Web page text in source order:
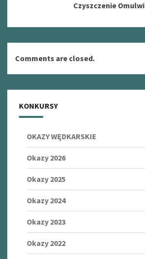
Czyszczenie Omulwi
Comments are closed.
KONKURSY
OKAZY WĘDKARSKIE
Okazy 2026
Okazy 2025
Okazy 2024
Okazy 2023
Okazy 2022